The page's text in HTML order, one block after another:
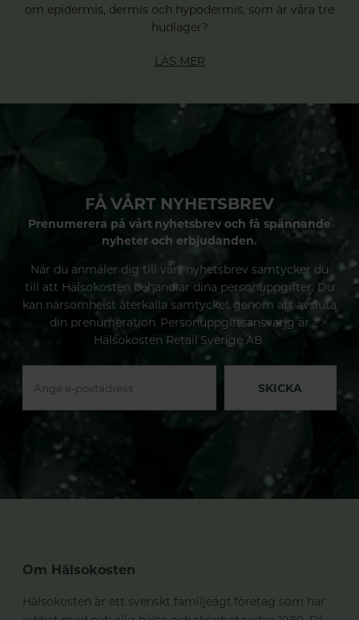
om epidermis, dermis och hypodermis, som är våra tre
hudlager?
LÄS MER
FÅ VÅRT NYHETSBREV
Prenumerera på vårt nyhetsbrev och få spännande
nyheter och erbjudanden.
När du anmäler dig till vårt nyhetsbrev samtycker du
till att Hälsokosten behandlar dina personuppgifter. Du
kan närsomhelst återkalla samtycket genom att avsluta
din prenumeration. Personuppgiftsansvarig är
Hälsokosten Retail Sverige AB.
SKICKA
Om Hälsokosten
Hälsokosten är ett svenskt familjeägt företag som har